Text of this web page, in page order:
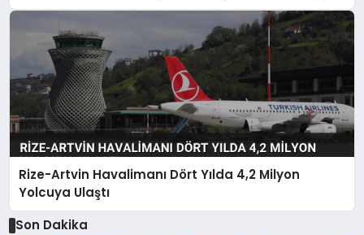
Rize-Artvin Havalimanı Dört Yılda 4,2 Milyon
Yolcuya Ulaştı
Son Dakika